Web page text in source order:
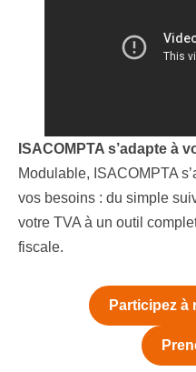
ISACOMPTA s’adapte à
Modulable, ISACOMPTA
vos besoins : du simple
votre TVA à un outil
fiscale.
Participez à